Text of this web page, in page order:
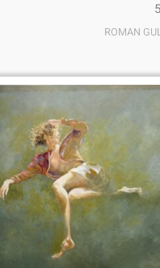
ROMAN